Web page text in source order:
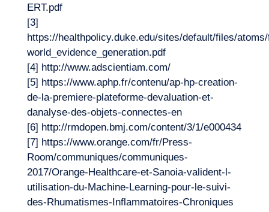
ERT.pdf
[3]
https://healthpolicy.duke.edu/sites/default/files/
world_evidence_generation.pdf
[4] http://www.adscientiam.com/
[5] https://www.aphp.fr/contenu/ap-hp-creation-
de-la-premiere-plateforme-devaluation-et-
danalyse-des-objets-connectes-en
[6] http://rmdopen.bmj.com/content/3/1/e000434
[7] https://www.orange.com/fr/Press-
Room/communiques/communiques-
2017/Orange-Healthcare-et-Sanoia-valident-l-
utilisation-du-Machine-Learning-pour-le-suivi-
des-Rhumatismes-Inflammatoires-Chroniques